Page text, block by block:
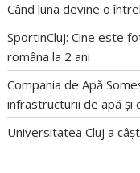
Când luna devine o
SportinCluj: Cine este
româna la 2 ani
Compania de Apă
infrastructurii de apă și
Universitatea Cluj a